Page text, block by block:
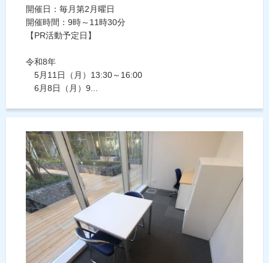
開催日：毎月第2月曜日
開催時間：9時～11時30分
【PR活動予定日】
令和8年
5月11日（月）13:30～16:00
6月8日（月）9...